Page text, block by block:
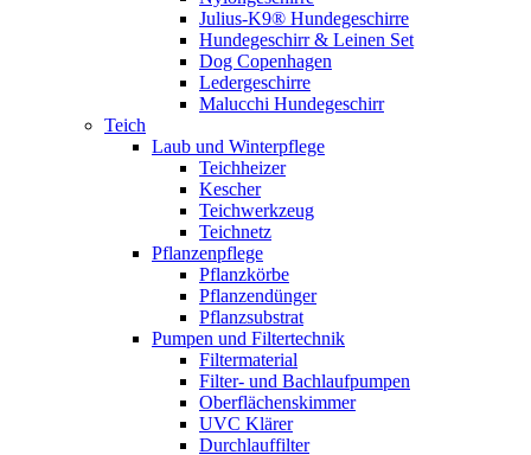
Julius-K9® Hundegeschirre
Hundegeschirr & Leinen Set
Dog Copenhagen
Ledergeschirre
Malucchi Hundegeschirr
Teich
Laub und Winterpflege
Teichheizer
Kescher
Teichwerkzeug
Teichnetz
Pflanzenpflege
Pflanzkörbe
Pflanzendünger
Pflanzsubstrat
Pumpen und Filtertechnik
Filtermaterial
Filter- und Bachlaufpumpen
Oberflächenskimmer
UVC Klärer
Durchlauffilter